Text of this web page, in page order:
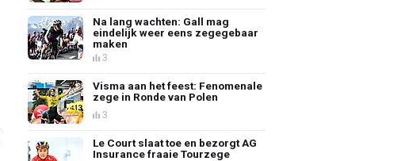
Na lang wachten: Gall mag
eindelijk weer eens zegegebaar
maken
3
Visma aan het feest: Fenomenale
zege in Ronde van Polen
3
Le Court slaat toe en bezorgt AG
Insurance fraaie Tourzege